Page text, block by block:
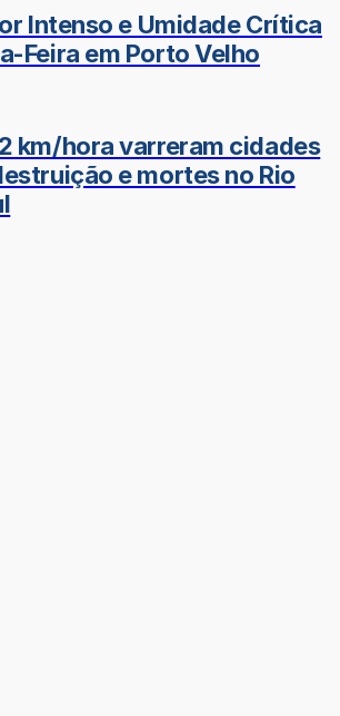
Intenso e Umidade Crítica
Feira em Porto Velho
km/hora varreram cidades
e mortes no Rio